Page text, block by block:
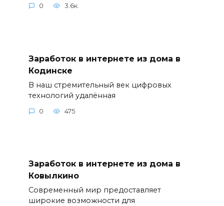
0 3.6к.
Заработок в интернете из дома в
Кодинске
В наш стремительный век цифровых
технологий удалённая
0 475
Заработок в интернете из дома в
Ковылкино
Современный мир предоставляет
широкие возможности для